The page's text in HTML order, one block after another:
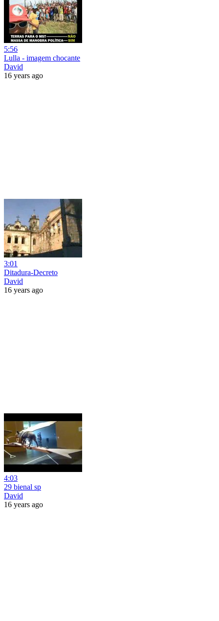
5:56
Lulla - imagem chocante
David
16 years ago
3:01
Ditadura-Decreto
David
16 years ago
4:03
29 bienal sp
David
16 years ago